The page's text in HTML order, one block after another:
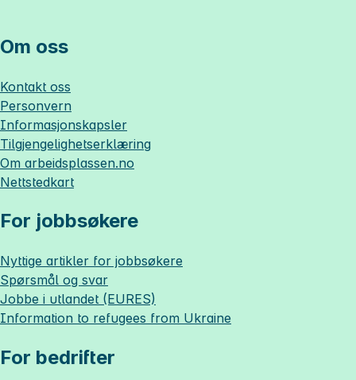
Om oss
Kontakt oss
Personvern
Informasjonskapsler
Tilgjengelighetserklæring
Om arbeidsplassen.no
Nettstedkart
For jobbsøkere
Nyttige artikler for jobbsøkere
Spørsmål og svar
Jobbe i utlandet (EURES)
Information to refugees from Ukraine
For bedrifter